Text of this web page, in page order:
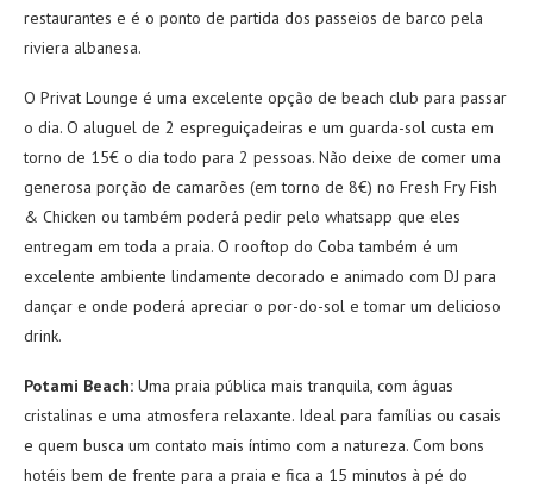
restaurantes e é o ponto de partida dos passeios de barco pela
riviera albanesa.
O Privat Lounge é uma excelente opção de beach club para passar
o dia. O aluguel de 2 espreguiçadeiras e um guarda-sol custa em
torno de 15€ o dia todo para 2 pessoas. Não deixe de comer uma
generosa porção de camarões (em torno de 8€) no Fresh Fry Fish
& Chicken ou também poderá pedir pelo whatsapp que eles
entregam em toda a praia. O rooftop do Coba também é um
excelente ambiente lindamente decorado e animado com DJ para
dançar e onde poderá apreciar o por-do-sol e tomar um delicioso
drink.
Potami Beach: Uma praia pública mais tranquila, com águas
cristalinas e uma atmosfera relaxante. Ideal para famílias ou casais
e quem busca um contato mais íntimo com a natureza. Com bons
hotéis bem de frente para a praia e fica a 15 minutos à pé do